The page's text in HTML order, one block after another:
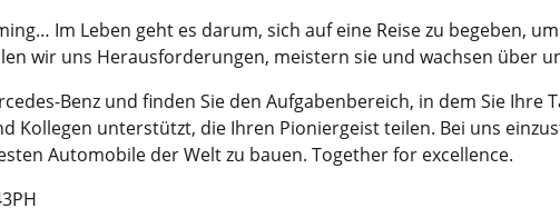
Im Leben geht es darum, sich auf eine Reise zu begeben,
wir uns Herausforderungen, meistern sie und wachsen über
Benz und finden Sie den Aufgabenbereich, in dem Sie
Kollegen unterstützt, die Ihren Pioniergeist teilen. Bei uns
Automobile der Welt zu bauen. Together for excellence.